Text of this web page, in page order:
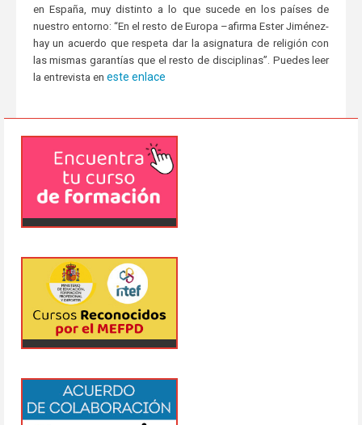
en España, muy distinto a lo que sucede en los países de
nuestro entorno: “En el resto de Europa –afirma Ester Jiménez-
hay un acuerdo que respeta dar la asignatura de religión con
las mismas garantías que el resto de disciplinas”. Puedes leer
la entrevista en este enlace